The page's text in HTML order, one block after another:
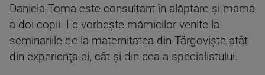
Daniela Toma este consultant în alăptare şi mama
a doi copii. Le vorbeşte mămicilor venite la
seminariile de la maternitatea din Târgovişte atât
din experienţa ei, cât şi din cea a specialistului.